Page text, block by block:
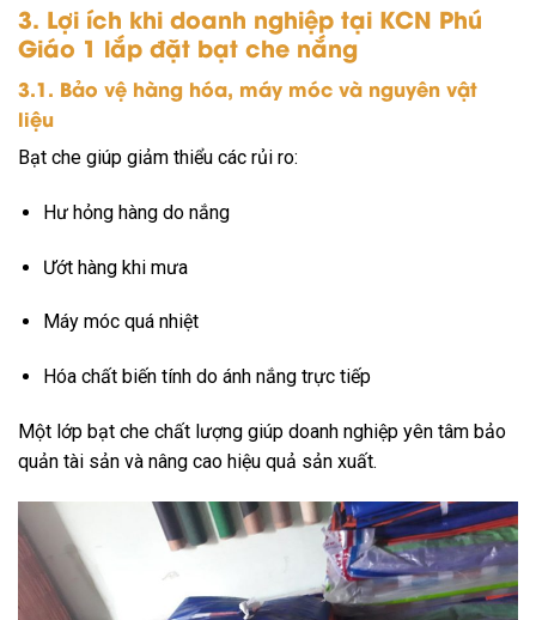
3. Lợi ích khi doanh nghiệp tại KCN Phú
Giáo 1 lắp đặt bạt che nắng
3.1. Bảo vệ hàng hóa, máy móc và nguyên vật
liệu
Bạt che giúp giảm thiểu các rủi ro:
Hư hỏng hàng do nắng
Ướt hàng khi mưa
Máy móc quá nhiệt
Hóa chất biến tính do ánh nắng trực tiếp
Một lớp bạt che chất lượng giúp doanh nghiệp yên tâm bảo
quản tài sản và nâng cao hiệu quả sản xuất.